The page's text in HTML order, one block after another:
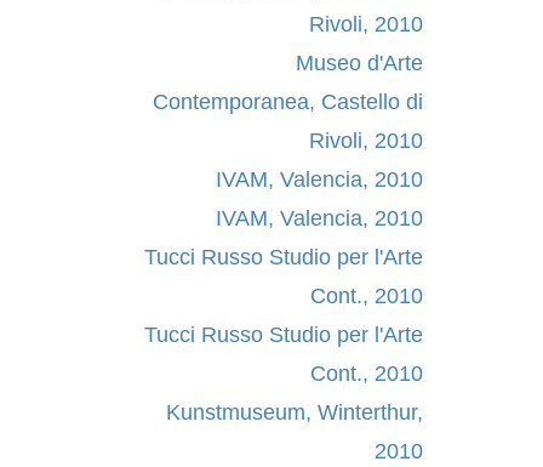
Rivoli, 2010
Museo d'Arte
Contemporanea, Castello di
Rivoli, 2010
IVAM, Valencia, 2010
IVAM, Valencia, 2010
Tucci Russo Studio per l'Arte
Cont., 2010
Tucci Russo Studio per l'Arte
Cont., 2010
Kunstmuseum, Winterthur,
2010